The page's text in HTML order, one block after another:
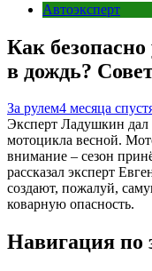
Автоэксперт
Как
в дождь?
За рулем4 месяца
Эксперт Ладушкин дал
мотоцикла весной.
внимание – сезон
рассказал эксперт
создают, пожалуй,
коварную опасность.
Навигация по